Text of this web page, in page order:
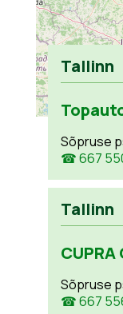
Tallinn
Sõpruse
☎ 667
Tallinn
Sõpruse
☎ 667